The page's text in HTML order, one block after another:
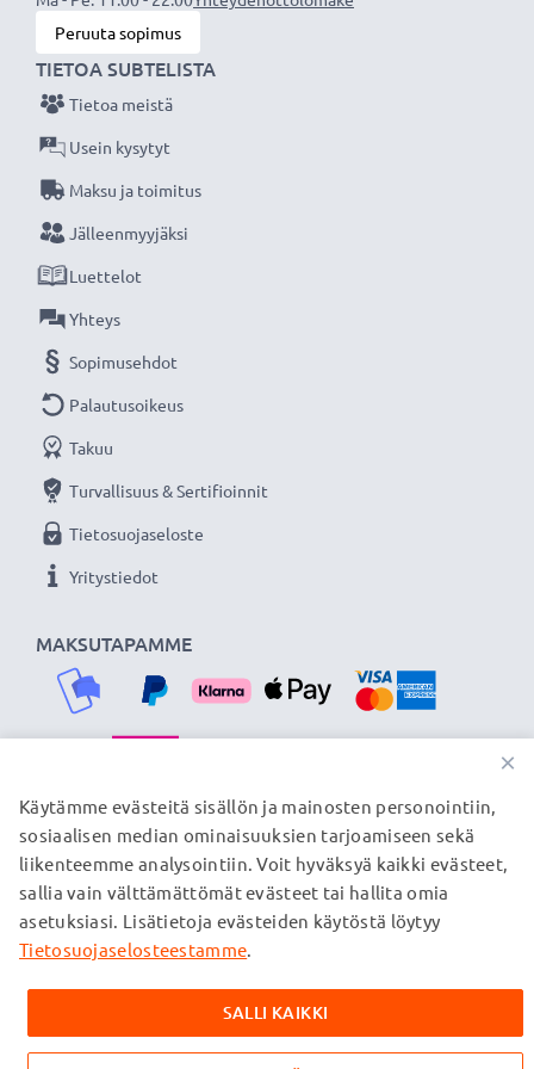
Peruuta sopimus
MAKSUTAPAMME
TIETOA SUBTELISTA
Tietoa meistä
Usein kysytyt
Maksu ja toimitus
Jälleenmyyjäksi
Luettelot
Yhteys
Sopimusehdot
Palautusoikeus
Takuu
Turvallisuus & Sertifioinnit
Tietosuojaseloste
Yritystiedot
TOIMITUSKUMPPANIMME
© subtel.fi 2026
Kaikki hinnat sisältävät arvonlisäveron, mutta ei
toimituskuluja. Kaikki sivuillamme mainitut tavaramerkit ovat
verkkosivuillamme ainoastaan tuotteitamme koskevan
×
Käytämme evästeitä sisällön ja mainosten personointiin,
sosiaalisen median ominaisuuksien tarjoamiseen sekä
liikenteemme analysointiin. Voit hyväksyä kaikki evästeet,
sallia vain välttämättömät evästeet tai hallita omia
asetuksiasi. Lisätietoja evästeiden käytöstä löytyy
Tietosuojaselosteestamme.
SALLI KAIKKI